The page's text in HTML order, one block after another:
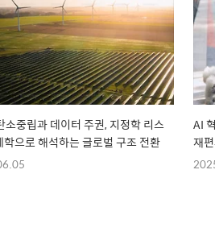
중립과 데이터 주권, 지정학 리스
학으로 해석하는 글로벌 구조 전환
AI
재